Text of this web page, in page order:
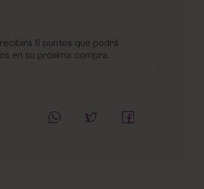
6 puntos que podrá
en su próxima compra.